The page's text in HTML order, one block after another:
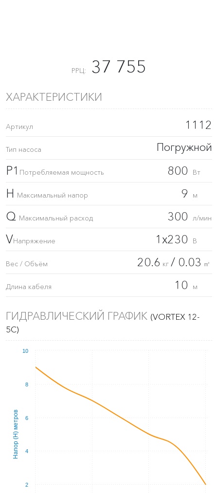
РРЦ: 37 755
ХАРАКТЕРИСТИКИ
Артикул 1112
Тип насоса Погружной
P1 Потребляемая мощность 800 Вт
H Максимальный напор 9 м
Q Максимальный расход 300 л/мин
VНапряжение 1x230 В
Вес / Объём 20.6 кг / 0.03 ㎥
Длина кабеля 10 м
ГИДРАВЛИЧЕСКИЙ ГРАФИК (VORTEX 12-
5C)
Напор (Н) метров
2
4
6
8
10